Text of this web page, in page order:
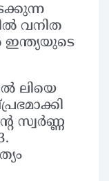
വനിത
ഇന്ത്യയുടെ
ലിയെ
സ്വർണ്ണ